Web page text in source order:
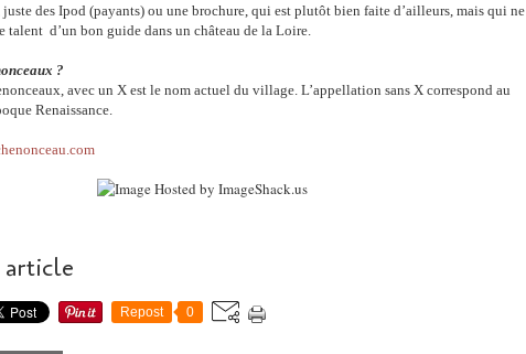
juste des Ipod (payants) ou une brochure, qui est plutôt bien faite d’ailleurs, mais qui ne
talent d’un bon guide dans un château de la Loire.
?
avec un X est le nom actuel du village. L’appellation sans X correspond au
Renaissance.
article
Repost 0